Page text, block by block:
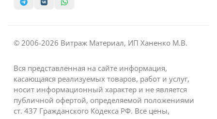
© 2006-2026 Витраж Материал, ИП Ханенко М.В.
Вся представленная на сайте информация,
касающаяся реализуемых товаров, работ и услуг,
носит информационный характер и не является
публичной офертой, определяемой положениями
ст. 437 Гражданского Кодекса РФ. Все цены,